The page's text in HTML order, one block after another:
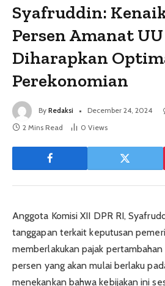
Syafruddin:
Persen Amanat UU
Diharapkan
Perekonomian
By Redaksi December 24, 2024
2 Mins Read
0 Views
Anggota Komisi XII DPR RI,
tanggapan terkait keputusan
memberlakukan pajak pertambahan
persen yang akan mulai berlaku
menekankan bahwa kebijakan ini